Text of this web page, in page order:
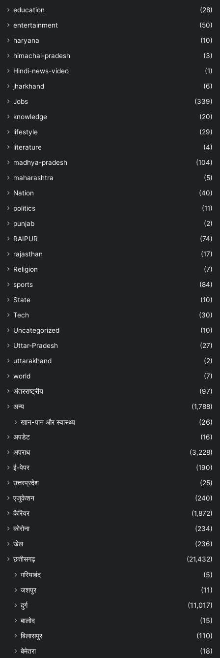
education
(28)
entertainment
(50)
haryana
(10)
himachal-pradesh
(3)
Hindi-news-video
(1)
jharkhand
(6)
Jobs
(339)
knowledge
(20)
lifestyle
(29)
literature
(4)
madhya-pradesh
(104)
maharashtra
(5)
Nation
(40)
politics
(11)
punjab
(2)
RAIPUR
(74)
rajasthan
(17)
Religion
(7)
sports
(84)
State
(10)
Tech
(30)
Uncategorized
(10)
Uttar-Pradesh
(27)
uttarakhand
(2)
world
(7)
अंतरराष्ट्रीय
(97)
अन्‍य
(1,788)
खान-पान और स्वास्थ्य (26)
अपडेट
(16)
अपराध
(3,228)
ई-पेपर
(190)
उत्तरप्रदेश
(25)
एजुकेशन
(240)
कैरियर
(1,872)
कोरोना
(234)
खेल
(236)
छत्तीसगढ़
(21,432)
गरियाबंद
(5)
जशपुर
(11)
दुर्ग
(11,017)
बालोद
(15)
बिलासपुर
(110)
बेमेतरा
(18)